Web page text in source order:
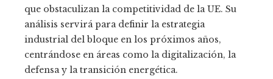
que obstaculizan la competitividad de la UE. Su
análisis servirá para definir la estrategia
industrial del bloque en los próximos años,
centrándose en áreas como la digitalización, la
defensa y la transición energética.